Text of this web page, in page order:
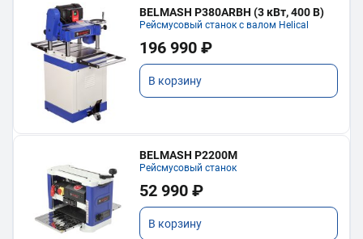
BELMASH P380ARBH (3 кВт, 400 В)
Рейсмусовый станок с валом Helical
196 990 ₽
В корзину
BELMASH P2200M
Рейсмусовый станок
52 990 ₽
В корзину